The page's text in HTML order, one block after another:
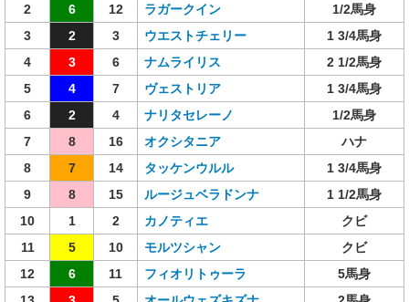
2
6 12 ラガークイン
1/2馬身
3
2 3 ウエストチェリー
1 3/4馬身
4
3 6 ナムライリス
2 1/2馬身
5
4 7 ヴェストリア
1 3/4馬身
6
2 4 ナリタセレーノ
1/2馬身
7
8 16 オクシタニア
ハナ
8
7 14 タッケンウルル
1 3/4馬身
9
8 15 ルージュベラドンナ
1 1/2馬身
10
1 2 カノティエ
クビ
11
5 10 モルツシャン
クビ
12
6 11 フィオリトゥーラ
5馬身